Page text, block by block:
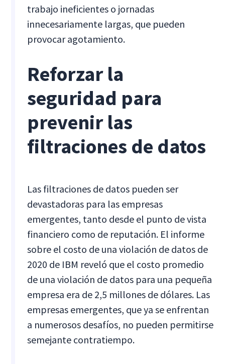
trabajo ineficientes o jornadas
innecesariamente largas, que pueden
provocar agotamiento.
Reforzar la
seguridad para
prevenir las
filtraciones de datos
Las filtraciones de datos pueden ser
devastadoras para las empresas
emergentes, tanto desde el punto de vista
financiero como de reputación. El informe
sobre el costo de una violación de datos de
2020 de IBM reveló que el costo promedio
de una violación de datos para una pequeña
empresa era de 2,5 millones de dólares. Las
empresas emergentes, que ya se enfrentan
a numerosos desafíos, no pueden permitirse
semejante contratiempo.